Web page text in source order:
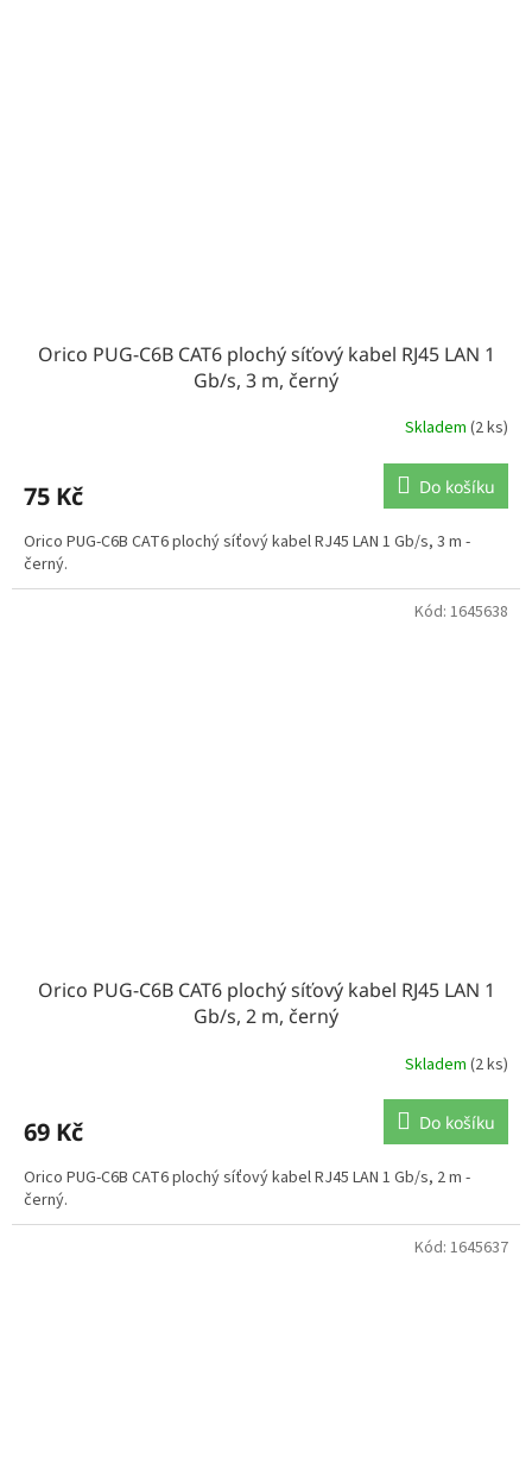
Orico PUG-C6B CAT6 plochý síťový kabel RJ45 LAN 1
Gb/s, 3 m, černý
Skladem (2 ks)
75 Kč Do košíku
Orico PUG-C6B CAT6 plochý síťový kabel RJ45 LAN 1 Gb/s, 3 m -
černý.
Orico PUG-C6B CAT6 plochý síťový kabel RJ45 LAN 1
Gb/s, 2 m, černý
Skladem (2 ks)
69 Kč Do košíku
Orico PUG-C6B CAT6 plochý síťový kabel RJ45 LAN 1 Gb/s, 2 m -
černý.
Kód: 1645638
Kód: 1645637